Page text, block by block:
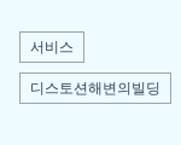
서비스
디스토션해변의빌딩